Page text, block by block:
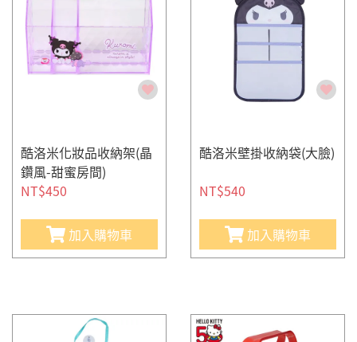
酷洛米化妝品收納架(晶
鑽風-甜蜜房間)
NT$450
加入購物車
酷洛米壁掛收納袋(大臉)
NT$540
加入購物車